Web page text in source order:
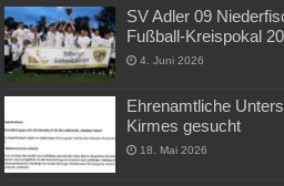
SV Adler 09
Fußball-Kreispokal
4. Juni 2026
Ehrenamtliche
Kirmes gesucht
18. Mai 2026